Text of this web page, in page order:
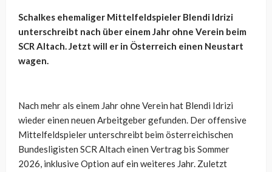
Schalkes ehemaliger Mittelfeldspieler Blendi Idrizi
unterschreibt nach über einem Jahr ohne Verein beim
SCR Altach. Jetzt will er in Österreich einen Neustart
wagen.
Nach mehr als einem Jahr ohne Verein hat Blendi Idrizi
wieder einen neuen Arbeitgeber gefunden. Der offensive
Mittelfeldspieler unterschreibt beim österreichischen
Bundesligisten SCR Altach einen Vertrag bis Sommer
2026, inklusive Option auf ein weiteres Jahr. Zuletzt